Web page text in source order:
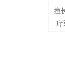
擅
疗